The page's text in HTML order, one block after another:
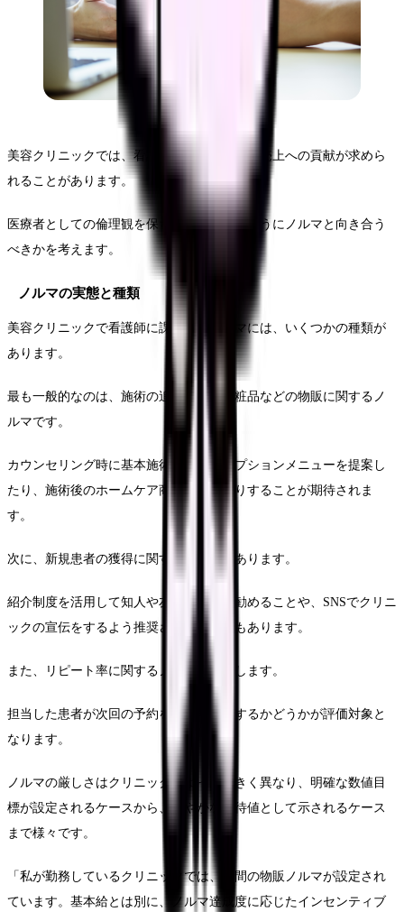
美容クリニックでは、看護師にも営業成績や売上への貢献が求めら
れることがあります。
医療者としての倫理観を保ちながら、どのようにノルマと向き合う
べきかを考えます。
ノルマの実態と種類
美容クリニックで看護師に課されるノルマには、いくつかの種類が
あります。
最も一般的なのは、施術の追加販売や化粧品などの物販に関するノ
ルマです。
カウンセリング時に基本施術に加えてオプションメニューを提案し
たり、施術後のホームケア商品を勧めたりすることが期待されま
す。
次に、新規患者の獲得に関するノルマがあります。
紹介制度を活用して知人や友人に来院を勧めることや、SNSでクリニ
ックの宣伝をするよう推奨されるケースもあります。
また、リピート率に関するノルマも存在します。
担当した患者が次回の予約をして再来院するかどうかが評価対象と
なります。
ノルマの厳しさはクリニックによって大きく異なり、明確な数値目
標が設定されるケースから、緩やかな期待値として示されるケース
まで様々です。
「私が勤務しているクリニックでは、月間の物販ノルマが設定され
ています。基本給とは別に、ノルマ達成度に応じたインセンティブ